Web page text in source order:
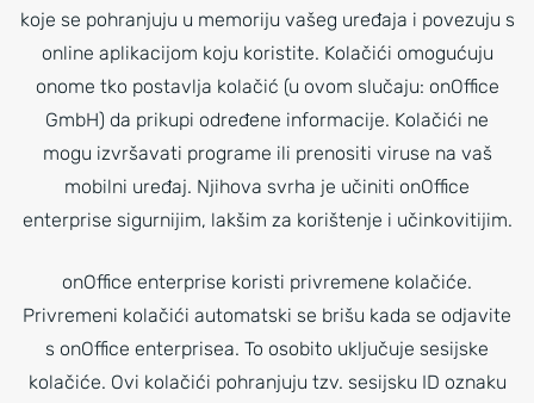
koje se pohranjuju u memoriju vašeg uređaja i povezuju s
online aplikacijom koju koristite. Kolačići omogućuju
onome tko postavlja kolačić (u ovom slučaju: onOffice
GmbH) da prikupi određene informacije. Kolačići ne
mogu izvršavati programe ili prenositi viruse na vaš
mobilni uređaj. Njihova svrha je učiniti onOffice
enterprise sigurnijim, lakšim za korištenje i učinkovitijim.
onOffice enterprise koristi privremene kolačiće.
Privremeni kolačići automatski se brišu kada se odjavite
s onOffice enterprisea. To osobito uključuje sesijske
kolačiće. Ovi kolačići pohranjuju tzv. sesijsku ID oznaku